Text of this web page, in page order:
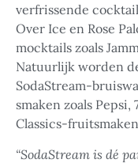
verfrissende
Over Ice en Rose
mocktails zoals
Natuurlijk worden
SodaStream-
smaken zoals
Classics-
“SodaStream is dé